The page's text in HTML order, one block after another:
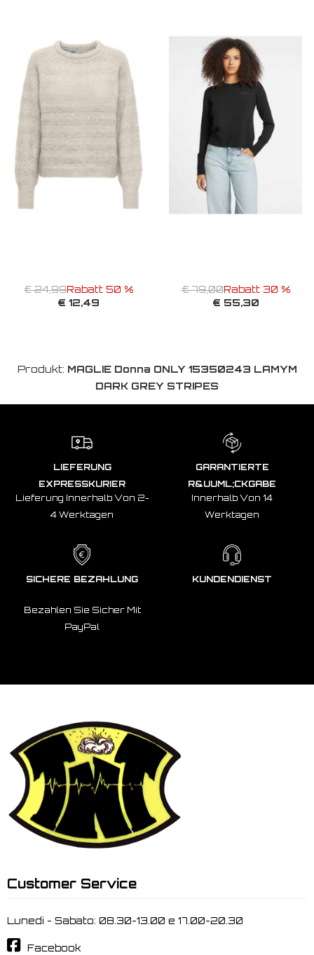
€ 24,99Rabatt 50 %
€ 12,49
€ 79,00Rabatt 30 %
€ 55,30
Produkt: MAGLIE Donna ONLY 15350243 LAMYM
DARK GREY STRIPES
LIEFERUNG
EXPRESSKURIER
Lieferung Innerhalb Von 2-
4 Werktagen
GARANTIERTE
R&UUML;CKGABE
Innerhalb Von 14
Werktagen
SICHERE BEZAHLUNG
Bezahlen Sie Sicher Mit
PayPal
KUNDENDIENST
Customer Service
Lunedi - Sabato: 08.30-13.00 e 17.00-20.30
Facebook